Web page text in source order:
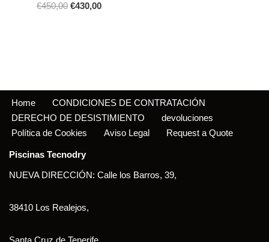
€450,00 €430,00
Home
CONDICIONES DE CONTRATACIÓN
DERECHO DE DESISTIMIENTO
devoluciones
Política de Cookies
Aviso Legal Request a Quote
Piscinas Tecnodry
NUEVA DIRECCIÓN: Calle los Barros, 39,
38410 Los Realejos,
Santa Cruz de Tenerife.